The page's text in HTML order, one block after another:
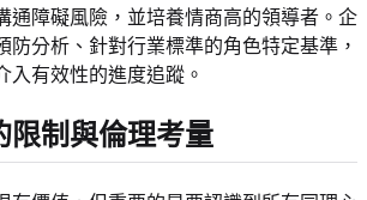
通障礙風險，並培養情商高的領導者。企
防分析、針對行業標準的角色特定基準，
入有效性的進度追蹤。
限制與倫理考量